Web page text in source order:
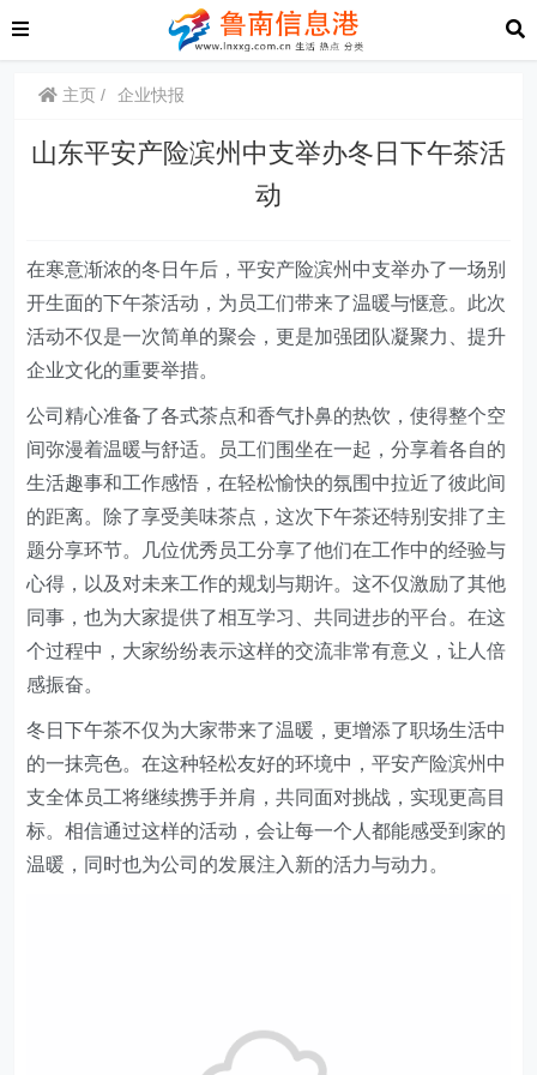
主页 企业快报
山东平安产险滨州中支举办冬日下午茶活
动
在寒意渐浓的冬日午后，平安产险滨州中支举办了一场别
开生面的下午茶活动，为员工们带来了温暖与惬意。此次
活动不仅是一次简单的聚会，更是加强团队凝聚力、提升
企业文化的重要举措。
公司精心准备了各式茶点和香气扑鼻的热饮，使得整个空
间弥漫着温暖与舒适。员工们围坐在一起，分享着各自的
生活趣事和工作感悟，在轻松愉快的氛围中拉近了彼此间
的距离。除了享受美味茶点，这次下午茶还特别安排了主
题分享环节。几位优秀员工分享了他们在工作中的经验与
心得，以及对未来工作的规划与期许。这不仅激励了其他
同事，也为大家提供了相互学习、共同进步的平台。在这
个过程中，大家纷纷表示这样的交流非常有意义，让人倍
感振奋。
冬日下午茶不仅为大家带来了温暖，更增添了职场生活中
的一抹亮色。在这种轻松友好的环境中，平安产险滨州中
支全体员工将继续携手并肩，共同面对挑战，实现更高目
标。相信通过这样的活动，会让每一个人都能感受到家的
温暖，同时也为公司的发展注入新的活力与动力。